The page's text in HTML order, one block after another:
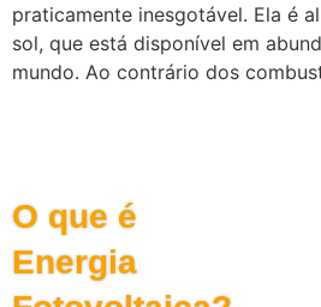
praticamente inesgotável. Ela é
sol, que está disponível em
mundo. Ao contrário dos
O que é
Energia